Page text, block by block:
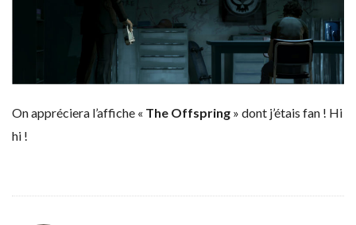
On appréciera l’affiche « The Offspring » dont j’étais fan ! Hi
hi !